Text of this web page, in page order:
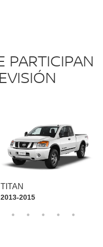
PARTICIPAN
TITAN
2013-2015